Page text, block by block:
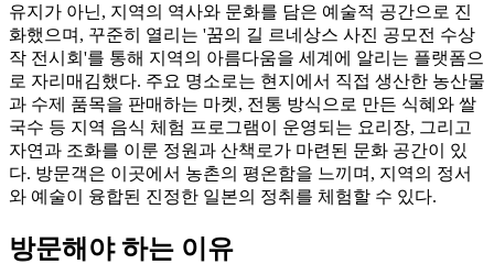
유지가 아닌, 지역의 역사와 문화를 담은 예술적 공간으로 진
화했으며, 꾸준히 열리는 '꿈의 길 르네상스 사진 공모전 수상
작 전시회'를 통해 지역의 아름다움을 세계에 알리는 플랫폼으
로 자리매김했다. 주요 명소로는 현지에서 직접 생산한 농산물
과 수제 품목을 판매하는 마켓, 전통 방식으로 만든 식혜와 쌀
국수 등 지역 음식 체험 프로그램이 운영되는 요리장, 그리고
자연과 조화를 이룬 정원과 산책로가 마련된 문화 공간이 있
다. 방문객은 이곳에서 농촌의 평온함을 느끼며, 지역의 정서
와 예술이 융합된 진정한 일본의 정취를 체험할 수 있다.
방문해야 하는 이유